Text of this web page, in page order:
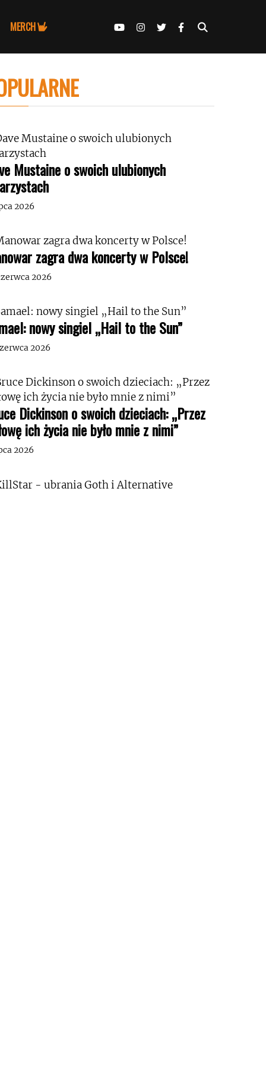
MERCH
Mustaine o swoich ulubionych
2026
zagra dwa koncerty w Polsce!
2026
nowy singiel „Hail to the Sun”
2026
Dickinson o swoich dzieciach: „Przez
ich życia nie było mnie z nimi”
2026